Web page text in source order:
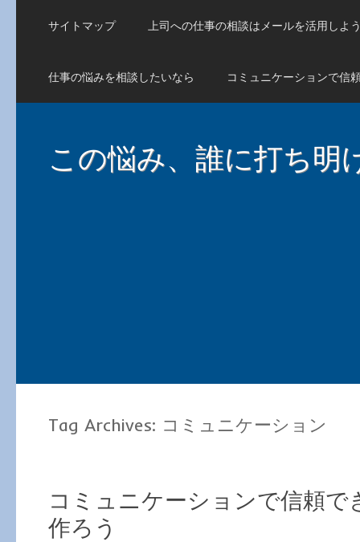
サイトマップ 上司への仕事の相談はメールを活用しよ
仕事の悩みを相談したいなら コミュニケーションで信
この悩み、誰に打ち明
Tag Archives: コミュニケーション
コミュニケーションで信頼で
作ろう